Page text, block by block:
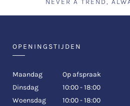
OPENINGSTIJDEN
Maandag
Op afspraak
Dinsdag
10:00 - 18:00
Woensdag
10:00 - 18:00